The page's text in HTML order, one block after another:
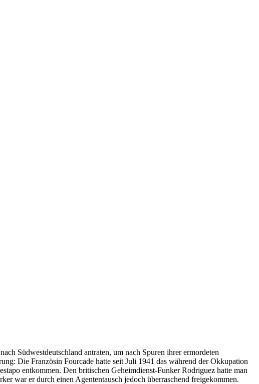
Südwestdeutschland antraten, um nach Spuren ihrer ermordeten
Die Französin Fourcade hatte seit Juli 1941 das während der Okkupation
entkommen. Den britischen Geheimdienst-Funker Rodriguez hatte man
war er durch einen Agententausch jedoch überraschend freigekommen.